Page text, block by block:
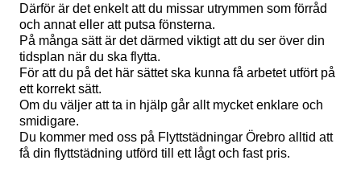
Därför är det enkelt att du missar utrymmen som förråd
och annat eller att putsa fönsterna.
På många sätt är det därmed viktigt att du ser över din
tidsplan när du ska flytta.
För att du på det här sättet ska kunna få arbetet utfört på
ett korrekt sätt.
Om du väljer att ta in hjälp går allt mycket enklare och
smidigare.
Du kommer med oss på Flyttstädningar Örebro alltid att
få din flyttstädning utförd till ett lågt och fast pris.